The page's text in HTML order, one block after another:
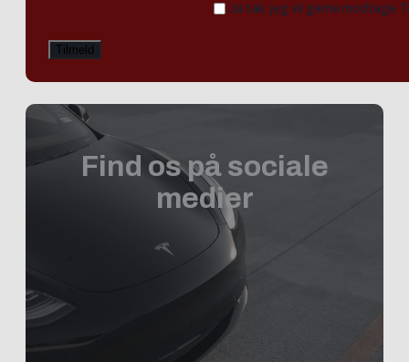
Ja tak, jeg vil gerne modtage
Find os på sociale
medier